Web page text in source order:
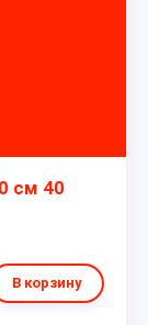
см 40
В корзину